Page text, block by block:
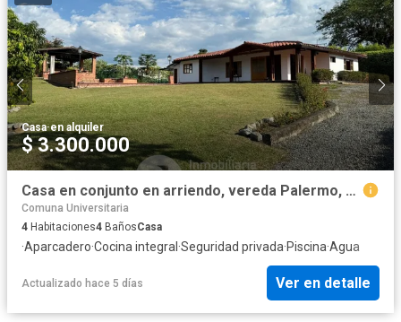
Casa·en alquiler
$ 3.300.000
Casa en conjunto en arriendo, vereda Palermo, Neira
Comuna Universitaria
4 Habitaciones4 BañosCasa
·Aparcadero·Cocina integral ·Seguridad privada·Piscina·Agua
Actualizado hace 5 días Ver en detalle